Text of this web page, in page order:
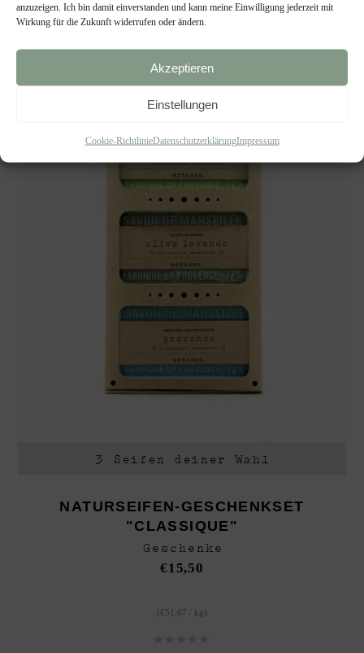
anzuzeigen. Ich bin damit einverstanden und kann meine Einwilligung jederzeit mit
Wirkung für die Zukunft widerrufen oder ändern.
Akzeptieren
Einstellungen
Cookie-RichtlinieDatenschutzerklärungImpressum
3 Seifen deiner Wahl
NATURSEIFEN-GESCHENKSET
"CLASSIQUE"
Geschenke
€15,50
( €51,67 kg )